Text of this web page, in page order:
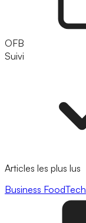
OFB
Suivi
Articles les plus lus
Business FoodTech